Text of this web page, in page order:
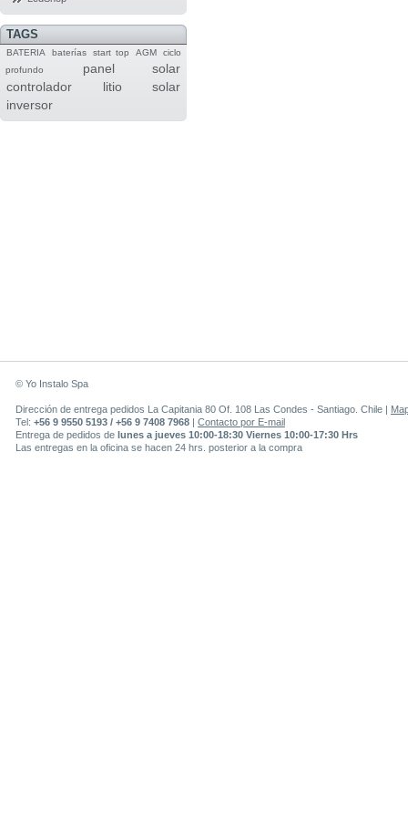
TAGS
BATERIA baterías start top AGM
ciclo
profundo
panel solar
controlador
litio
solar
inversor
© Yo Instalo Spa
Dirección de entrega pedidos La Capitania 80 Of. 108 Las Condes - Santiago. Chile |
Tel: +56 9 9550 5193 / +56 9 7408 7968 | Contacto por E-mail
Entrega de pedidos de lunes a jueves 10:00-18:30 Viernes 10:00-17:30 Hrs
Las entregas en la oficina se hacen 24 hrs. posterior a la compra